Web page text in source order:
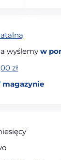
wyślemyw
zł
magazynie